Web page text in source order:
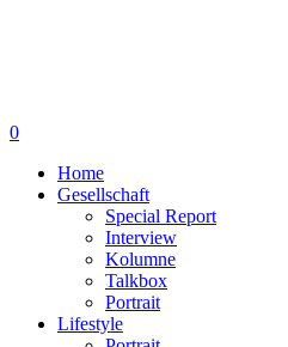
0
Home
Gesellschaft
Special Report
Interview
Kolumne
Talkbox
Portrait
Lifestyle